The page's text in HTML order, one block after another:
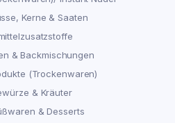
Kerne & Saaten
& Backmischungen
(Trockenwaren)
& Kräuter
& Desserts